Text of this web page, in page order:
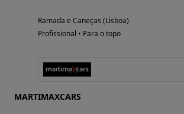
Ramada e Caneças (Lisboa)
Profissional • Para o topo
MARTIMAXCARS